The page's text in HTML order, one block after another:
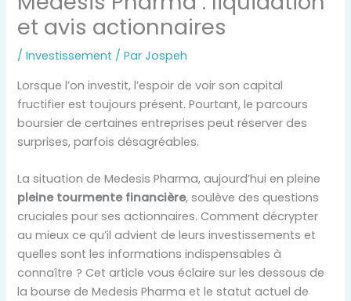
et avis actionnaires
/Investissement / ParJospeh
Lorsque l’on investit, l’espoir de voir son capital
fructifier est toujours présent. Pourtant, le parcours
boursier de certaines entreprises peut réserver des
surprises, parfois désagréables.
La situation de Medesis Pharma, aujourd’hui en pleine
pleine tourmente financière, soulève des questions
cruciales pour ses actionnaires. Comment décrypter
au mieux ce qu’il advient de leurs investissements et
quelles sont les informations indispensables à
connaître ? Cet article vous éclaire sur les dessous de
la bourse de Medesis Pharma et le statut actuel de